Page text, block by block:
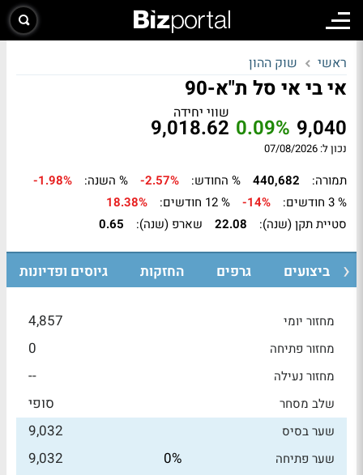
ראשי שוק ההון
אי בי אי סל ת"א-90
9,040
0.09%
שווי יחידה
9,018.62
נכון ל: 07/08/2026
תמורה: 440,682 % החודש: -2.57% % השנה:
-1.98%
% 3 חודשים:
-14% % 12 חודשים:
18.38%
סטיית תקן (שנה):
22.08 שארפ (שנה): 0.65
ביצועים גרפים החזקות גיוסים ופדיונות
מחזור יומי 4,857
מחזור פתיחה 0
מחזור נעילה --
שלב מסחר סופי
שער בסיס 9,032
שער פתיחה 0%
9,032